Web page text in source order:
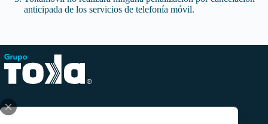
anticipada de los servicios de telefonía móvil.